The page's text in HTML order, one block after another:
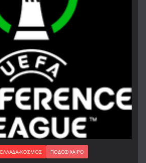
ΕΛΛΆΔΑ-ΚΌΣΜΟΣ ΠΟΔΌΣΦΑΙΡΟ